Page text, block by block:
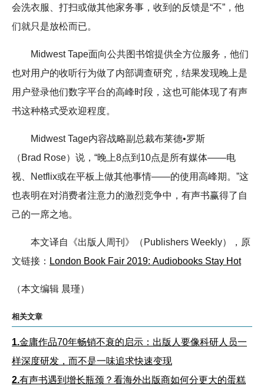
会洗衣服、打扫或做其他家务事，收到的反馈是“不”，他
们就只是放松而已。
Midwest Tape面向公共图书馆提供全方位服务，他们
也对用户的收听行为做了内部调查研究，结果发现晚上是
用户登录他们数字平台的高峰时段，这也可能体现了有声
书这种格式受欢迎程度。
Midwest Tage内容战略副总裁布莱德•罗斯
（Brad Rose）说，“晚上8点到10点是所有媒体——电
视、Netflix或在平板上做其他事情——的使用高峰期。”这
也表明在对消费者注意力的激烈竞争中，有声书赢得了自
己的一席之地。
本文译自《出版人周刊》（Publishers Weekly），原
文链接： London Book Fair 2019: Audiobooks Stay Hot
（本文编辑 晨瑾）
相关文章
1.金庸作品70年畅销不衰的启示：出版人要像科研人员一
样深度研发，而不是一味追求快速变现
2.有声书遇到增长瓶颈？看海外出版商如何分更大的蛋糕